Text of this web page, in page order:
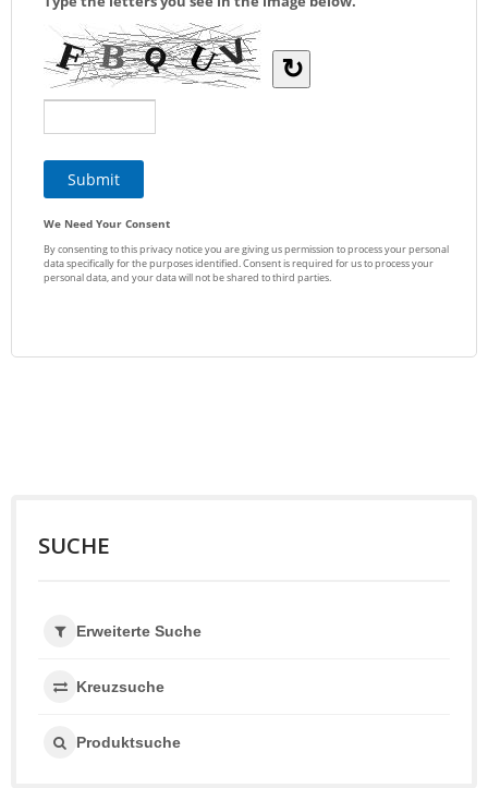
SUCHE
Erweiterte Suche
Kreuzsuche
Produktsuche